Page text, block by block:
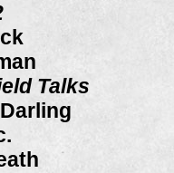
Talks